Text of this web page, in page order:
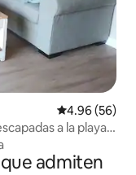
Calificación
4.96 (56)
a la playa
admiten